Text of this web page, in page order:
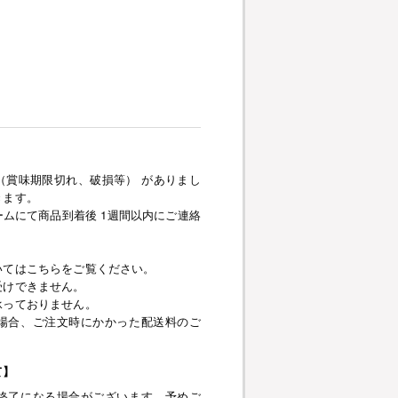
味期限切れ、破損等） がありまし
す。
にて商品到着後 1週間以内にご連絡
はこちらをご覧ください。
できません。
ておりません。
合、ご注文時にかかった配送料のご